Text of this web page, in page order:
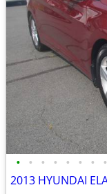
• • • • • • • •